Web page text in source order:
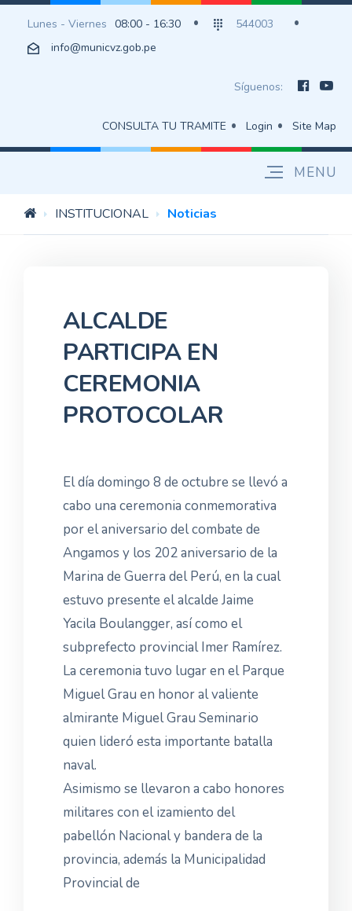
Lunes - Viernes 08:00 - 16:30
544003
info@municvz.gob.pe
Síguenos:
CONSULTA TU TRAMITE Login Site Map
INSTITUCIONAL Noticias
ALCALDE
PARTICIPA EN
CEREMONIA
PROTOCOLAR
El día domingo 8 de octubre se llevó a
cabo una ceremonia conmemorativa
por el aniversario del combate de
Angamos y los 202 aniversario de la
Marina de Guerra del Perú, en la cual
estuvo presente el alcalde Jaime
Yacila Boulangger, así como el
subprefecto provincial Imer Ramírez.
La ceremonia tuvo lugar en el Parque
Miguel Grau en honor al valiente
almirante Miguel Grau Seminario
quien lideró esta importante batalla
naval.
Asimismo se llevaron a cabo honores
militares con el izamiento del
pabellón Nacional y bandera de la
provincia, además la Municipalidad
Provincial de